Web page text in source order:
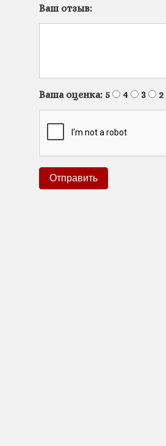
Ваш отзыв:
Ваша оценка: 5 4 3 2